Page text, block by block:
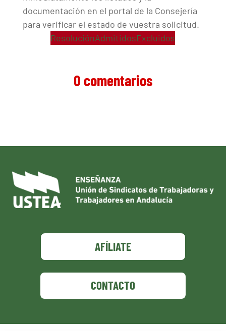
documentación en el portal de la Consejería
para verificar el estado de vuestra solicitud.
ResoluciónAdmitidosExcluidos
0 comentarios
AFÍLIATE
CONTACTO